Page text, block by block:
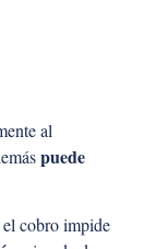
al
puede
cobro impide